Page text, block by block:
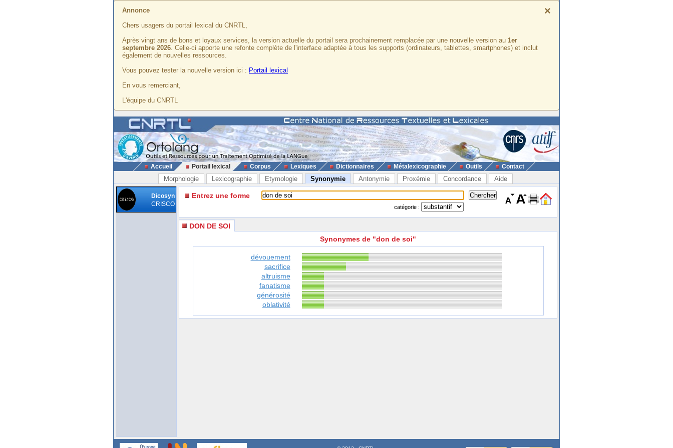
×
Annonce
Chers usagers du portail lexical du CNRTL,
Après vingt ans de bons et loyaux services, la version actuelle du portail sera prochainement remplacée par une nouvelle version au 1er
septembre 2026. Celle-ci apporte une refonte complète de l'interface adaptée à tous les supports (ordinateurs, tablettes, smartphones) et inclut
également de nouvelles ressources.
Vous pouvez tester la nouvelle version ici : Portail lexical
En vous remerciant,
L'équipe du CNRTL
Accueil Portail lexical Corpus Lexiques Dictionnaires Métalexicographie Outils Contact
Morphologie Lexicographie Etymologie Synonymie Antonymie Proxémie Concordance Aide
Dicosyn
CRISCO
Entrez une forme
catégorie :
DON DE SOI
Synonymes de "don de soi"
dévouement
sacrifice
altruisme
fanatisme
générosité
oblativité